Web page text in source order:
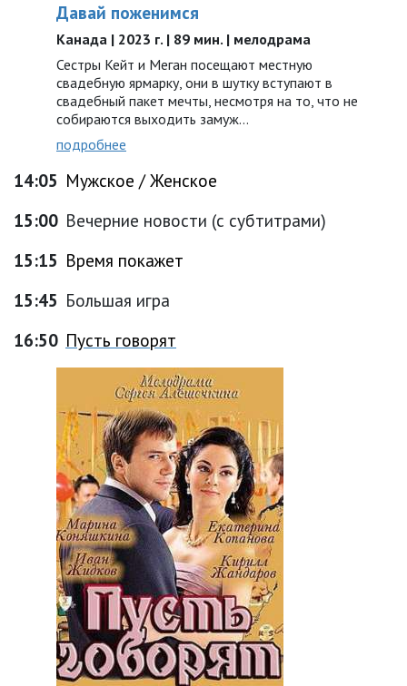
Давай поженимся
Канада | 2023 г. | 89 мин. | мелодрама
Сестры Кейт и Меган посещают местную
свадебную ярмарку, они в шутку вступают в
свадебный пакет мечты, несмотря на то, что не
собираются выходить замуж…
подробнее
14:05 Мужское / Женское
15:00 Вечерние новости (с субтитрами)
15:15 Время покажет
15:45 Большая игра
16:50 Пусть говорят